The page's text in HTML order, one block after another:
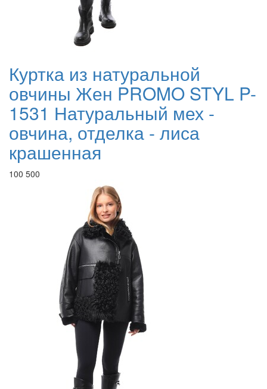
Куртка из натуральной
овчины Жен PROMO STYL P-
1531 Натуральный мех -
овчина, отделка - лиса
крашенная
100 500